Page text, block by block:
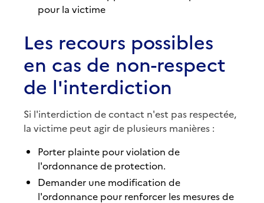
pour la victime
Les recours possibles
en cas de non-respect
de l'interdiction
Si l'interdiction de contact n'est pas respectée,
la victime peut agir de plusieurs manières :
Porter plainte pour violation de
l'ordonnance de protection.
Demander une modification de
l'ordonnance pour renforcer les mesures de